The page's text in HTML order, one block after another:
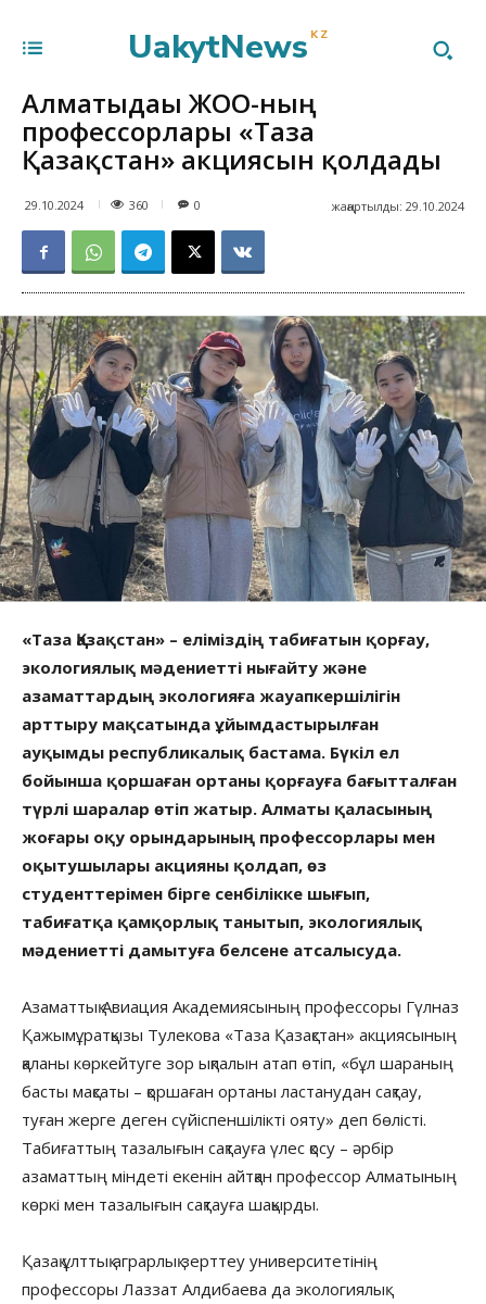
UakytNews KZ
Алматыдағы ЖОО-ның
профессорлары «Таза
Қазақстан» акциясын қолдады
29.10.2024 360 жаңартылды: 29.10.2024
0
«Таза Қазақстан» – еліміздің табиғатын қорғау,
экологиялық мәдениетті нығайту және
азаматтардың экологияға жауапкершілігін
арттыру мақсатында ұйымдастырылған
ауқымды республикалық бастама. Бүкіл ел
бойынша қоршаған ортаны қорғауға бағытталған
түрлі шаралар өтіп жатыр. Алматы қаласының
жоғары оқу орындарының профессорлары мен
оқытушылары акцияны қолдап, өз
студенттерімен бірге сенбілікке шығып,
табиғатқа қамқорлық танытып, экологиялық
мәдениетті дамытуға белсене атсалысуда.
Азаматтық Авиация Академиясының профессоры Гүлназ
Қажымұратқызы Тулекова «Таза Қазақстан» акциясының
қаланы көркейтуге зор ықпалын атап өтіп, «бұл шараның
басты мақсаты – қоршаған ортаны ластанудан сақтау,
туған жерге деген сүйіспеншілікті ояту» деп бөлісті.
Табиғаттың тазалығын сақтауға үлес қосу – әрбір
азаматтың міндеті екенін айтқан профессор Алматының
көркі мен тазалығын сақтауға шақырды.
Қазақ ұлттық аграрлық зерттеу университетінің
профессоры Лаззат Алдибаева да экологиялық